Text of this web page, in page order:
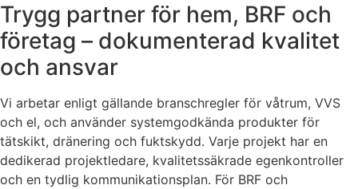
Trygg partner för hem, BRF och
företag – dokumenterad kvalitet
och ansvar
Vi arbetar enligt gällande branschregler för våtrum, VVS
och el, och använder systemgodkända produkter för
tätskikt, dränering och fuktskydd. Varje projekt har en
dedikerad projektledare, kvalitetssäkrade egenkontroller
och en tydlig kommunikationsplan. För BRF och